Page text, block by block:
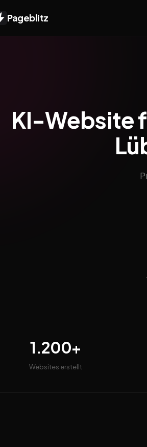
Pageblitz
KI-Website
1.200+
Websites erstellt